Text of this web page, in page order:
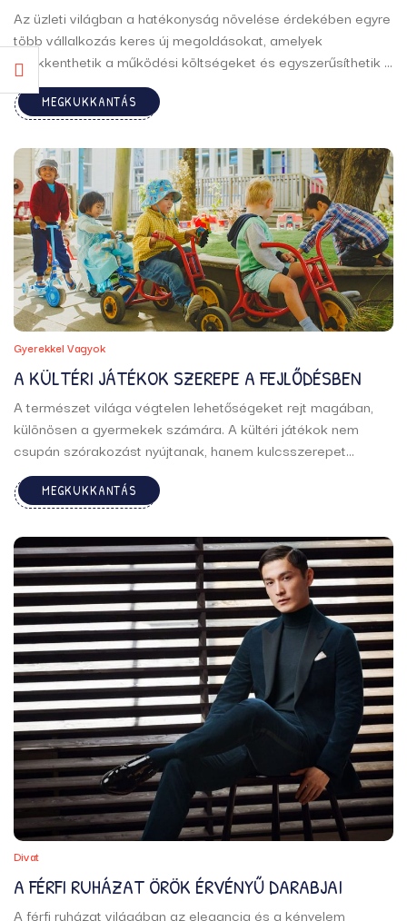
Az üzleti világban a hatékonyság növelése érdekében egyre
több vállalkozás keres új megoldásokat, amelyek
csökkenthetik a működési költségeket és egyszerűsíthetik a
mindennapi tevékenységeket. Az adminisztratív terhek
minimalizálása és az időmenedzsment optimalizálása ma
már nem csupán a nagyvállalatok kiváltsága, hanem a kis-
és középvállalkozások számára ...
MEGKUKKANTÁS
Gyerekkel Vagyok
A KÜLTÉRI JÁTÉKOK SZEREPE A FEJLŐDÉSBEN
A természet világa végtelen lehetőségeket rejt magában,
különösen a gyermekek számára. A kültéri játékok nem
csupán szórakozást nyújtanak, hanem kulcsszerepet
játszanak a fizikai és mentális fejlődésben. Az udvaron vagy
a parkban eltöltött idő lehetőséget biztosít a mozgásra, a
kreativitás kibontakoztatására, és az érzékszervek
stimulálására.
MEGKUKKANTÁS
Divat
A FÉRFI RUHÁZAT ÖRÖK ÉRVÉNYŰ DARABJAI
A férfi ruházat világában az elegancia és a kényelem